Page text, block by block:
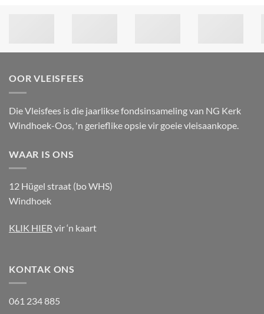
OOR VLEISFEES
Die Vleisfees is die jaarlikse fondsinsameling van NG Kerk
Windhoek-Oos, 'n gerieflike opsie vir goeie vleisaankope.
WAAR IS ONS
12 Hügel straat (bo WHS)
Windhoek
KLIK HIER vir ‘n kaart
KONTAK ONS
061 234 885